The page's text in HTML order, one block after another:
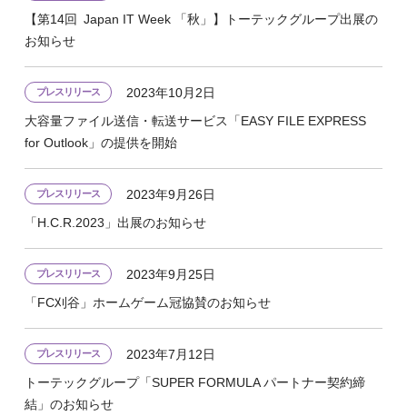
【第14回 Japan IT Week 「秋」】トーテックグループ出展の
お知らせ
プレスリリース
2023年10月2日
大容量ファイル送信・転送サービス「EASY FILE EXPRESS
for Outlook」の提供を開始
プレスリリース
2023年9月26日
「H.C.R.2023」出展のお知らせ
プレスリリース
2023年9月25日
「FC刈谷」ホームゲーム冠協賛のお知らせ
プレスリリース
2023年7月12日
トーテックグループ「SUPER FORMULA パートナー契約締
結」のお知らせ